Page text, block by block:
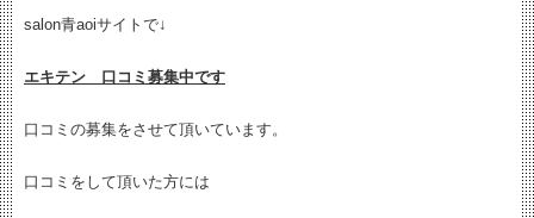
salon青aoiサイトで↓
エキテン 口コミ募集中です
口コミの募集をさせて頂いています。
口コミをして頂いた方には